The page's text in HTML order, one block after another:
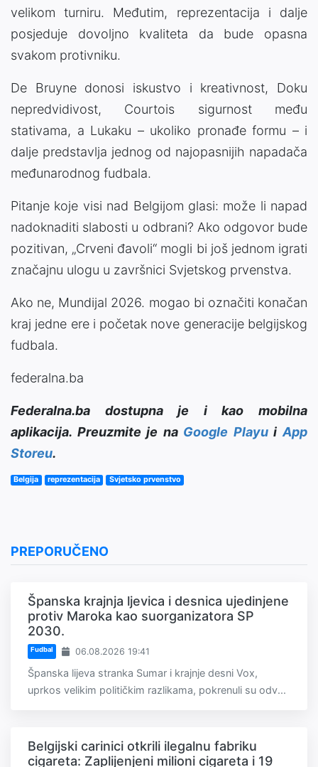
velikom turniru. Međutim, reprezentacija i dalje
posjeduje dovoljno kvaliteta da bude opasna
svakom protivniku.
De Bruyne donosi iskustvo i kreativnost, Doku
nepredvidivost, Courtois sigurnost među
stativama, a Lukaku – ukoliko pronađe formu – i
dalje predstavlja jednog od najopasnijih napadača
međunarodnog fudbala.
Pitanje koje visi nad Belgijom glasi: može li napad
nadoknaditi slabosti u odbrani? Ako odgovor bude
pozitivan, „Crveni đavoli“ mogli bi još jednom igrati
značajnu ulogu u završnici Svjetskog prvenstva.
Ako ne, Mundijal 2026. mogao bi označiti konačan
kraj jedne ere i početak nove generacije belgijskog
fudbala.
federalna.ba
Federalna.ba dostupna je i kao mobilna
aplikacija. Preuzmite je na Google PlayuiApp
Storeu.
Belgija reprezentacija Svjetsko prvenstvo
PREPORUČENO
Španska krajnja ljevica i desnica ujedinjene
protiv Maroka kao suorganizatora SP
2030.
Fudbal 06.08.2026 19:41
Španska lijeva stranka Sumar i krajnje desni Vox,
uprkos velikim političkim razlikama, pokrenuli su odv...
Belgijski carinici otkrili ilegalnu fabriku
cigareta: Zaplijenjeni milioni cigareta i 19